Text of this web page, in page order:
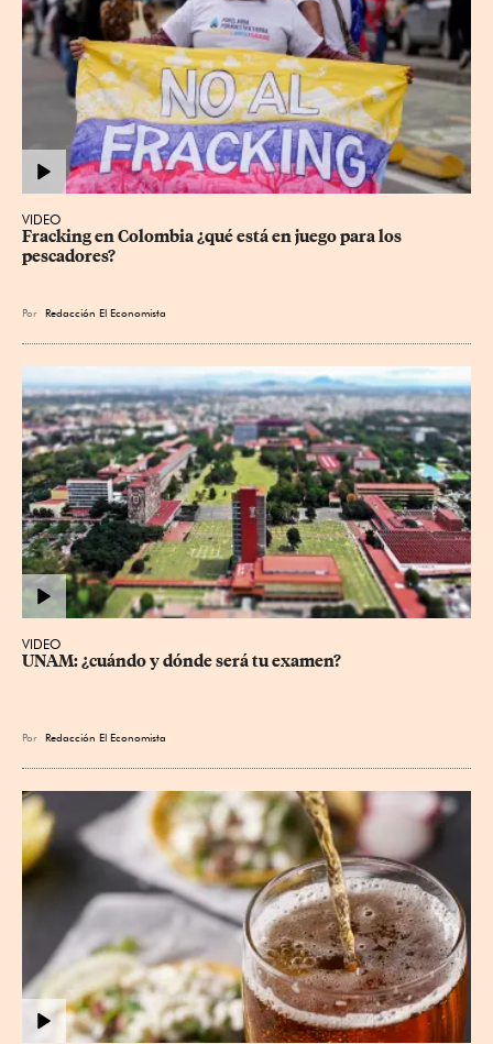
VIDEO
Fracking en Colombia ¿qué está en juego para los
pescadores?
Por Redacción El Economista
VIDEO
UNAM: ¿cuándo y dónde será tu examen?
Por Redacción El Economista